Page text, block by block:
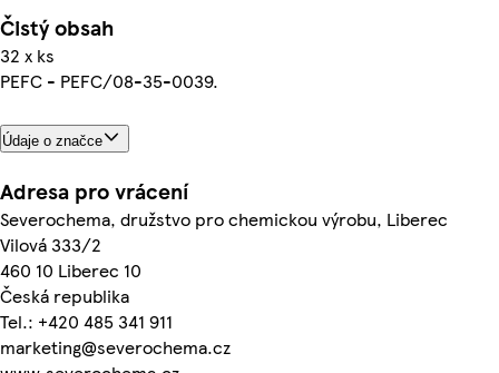
Čistý obsah
32 x ks
PEFC - PEFC/08-35-0039.
Údaje o značce
Adresa pro vrácení
Severochema, družstvo pro chemickou výrobu, Liberec
Vilová 333/2
460 10 Liberec 10
Česká republika
Tel.: +420 485 341 911
marketing@severochema.cz